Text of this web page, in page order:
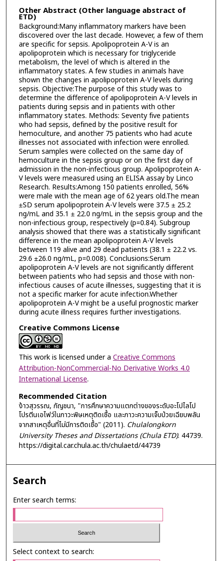
Other Abstract (Other language abstract of
ETD)
Background:Many inflammatory markers have been
discovered over the last decade. However, a few of them
are specific for sepsis. Apolipoprotein A-V is an
apolipoprotein which is necessary for triglyceride
metabolism, the level of which is altered in the
inflammatory states. A few studies in animals have
shown the changes in apolipoprotein A-V levels during
sepsis. Objective:The purpose of this study was to
determine the difference of apolipoprotein A-V levels in
patients during sepsis and in patients with other
inflammatory states. Methods: Seventy five patients
who had sepsis, defined by the positive result for
hemoculture, and another 75 patients who had acute
illnesses not associated with infection were enrolled.
Serum samples were collected on the same day of
hemoculture in the sepsis group or on the first day of
admission in the non-infectious group. Apolipoprotein A-
V levels were measured using an ELISA assay by Linco
Research. Results:Among 150 patients enrolled, 56%
were male with the mean age of 62 years old.The mean
±SD serum apolipoprotein A-V levels were 37.5 ± 25.2
ng/mL and 35.1 ± 22.0 ng/mL in the sepsis group and the
non-infectious group, respectively (p=0.84). Subgroup
analysis showed that there was a statistically significant
difference in the mean apolipoprotein A-V levels
between 119 alive and 29 dead patients (38.1 ± 22.2 vs.
29.6 ±26.0 ng/mL, p=0.008). Conclusions:Serum
apolipoprotein A-V levels are not significantly different
between patients who had sepsis and those with non-
infectious causes of acute illnesses, suggesting that it is
not a specific marker for acute infection.Whether
apolipoprotein A-V might be a useful prognostic marker
during acute illness requires further investigations.
Creative Commons License
This work is licensed under a Creative Commons
Attribution-NonCommercial-No Derivative Works 4.0
International License.
Recommended Citation
ง้าวสุวรรณ, กัญชนา, "การศึกษาความแตกต่างของระดับอะโปไลโป
โปรตีนเอไฟว์ในภาวะพิษเหตุติดเชื้อ และภาวะความเจ็บป่วยเฉียบพลัน
จากสาเหตุอื่นที่ไม่มีการติดเชื้อ" (2011). Chulalongkorn
University Theses and Dissertations (Chula ETD). 44739.
https://digital.car.chula.ac.th/chulaetd/44739
Search
Enter search terms:
Select context to search: